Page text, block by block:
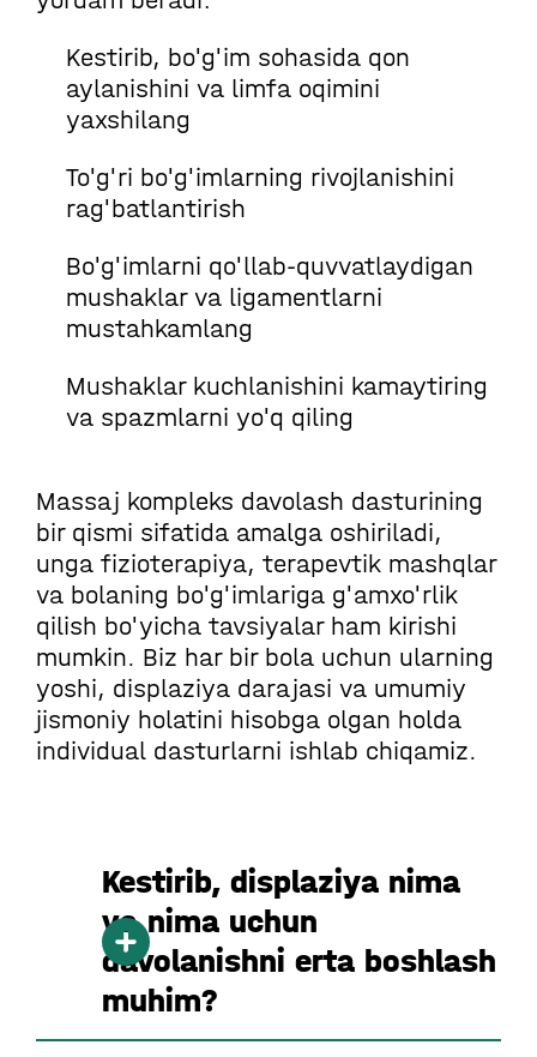
Kestirib, bo'g'im sohasida qon
aylanishini va limfa oqimini
yaxshilang
To'g'ri bo'g'imlarning rivojlanishini
rag'batlantirish
Bo'g'imlarni qo'llab-quvvatlaydigan
mushaklar va ligamentlarni
mustahkamlang
Mushaklar kuchlanishini kamaytiring
va spazmlarni yo'q qiling
Massaj kompleks davolash dasturining
bir qismi sifatida amalga oshiriladi,
unga fizioterapiya, terapevtik mashqlar
va bolaning bo'g'imlariga g'amxo'rlik
qilish bo'yicha tavsiyalar ham kirishi
mumkin. Biz har bir bola uchun ularning
yoshi, displaziya darajasi va umumiy
jismoniy holatini hisobga olgan holda
individual dasturlarni ishlab chiqamiz.
Kestirib, displaziya nima
va nima uchun
davolanishni erta boshlash
muhim?